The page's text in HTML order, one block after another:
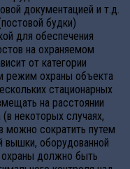
документацией и т.д.
будки)
для обеспечения
на охраняемом
от категории
режим охраны объекта
стационарных
на расстоянии
некоторых случаях,
можно сократить путем
вышки, оборудованной
должно быть